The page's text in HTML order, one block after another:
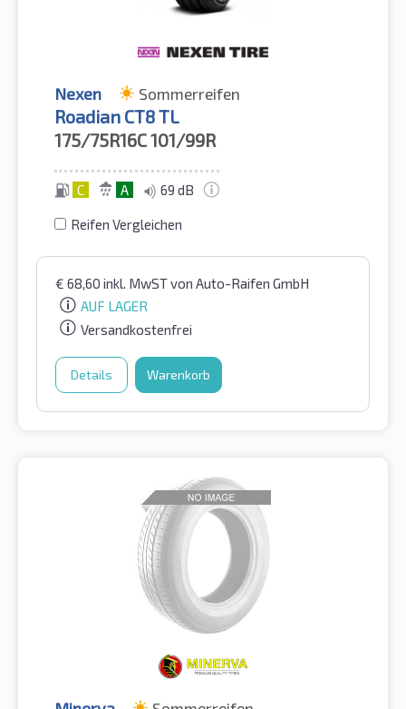
Nexen Sommerreifen
Roadian CT8 TL
175/75R16C101/99R
C A 69 dB
Reifen Vergleichen
€ 68,60 inkl. MwSTvon Auto-Raifen GmbH
AUF LAGER
Versandkostenfrei
Details Warenkorb